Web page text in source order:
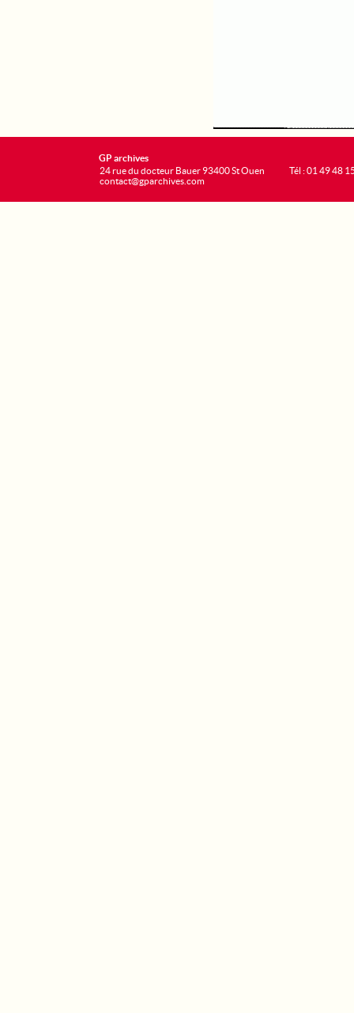
GP archives
24 rue du docteur Bauer 93400 St Ouen
contact@gparchives.com
Tél : 01 49 48